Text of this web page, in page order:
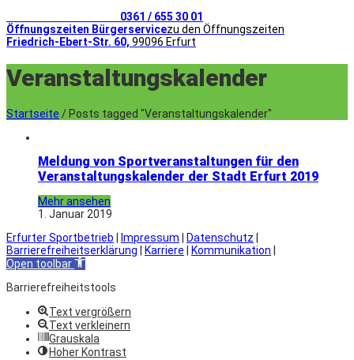
0361 / 655 30 01
Öffnungszeiten Bürgerservicezu den Öffnungszeiten
Friedrich-Ebert-Str. 60, 99096 Erfurt
Veranstaltungskalender
Startseite / Posts tagged "Veranstaltungskalender"
Meldung von Sportveranstaltungen für den
Veranstaltungskalender der Stadt Erfurt 2019
Mehr ansehen
1. Januar 2019
Erfurter Sportbetrieb
Impressum Datenschutz
Barrierefreiheitserklärung
Karriere Kommunikation
Open toolbar
Barrierefreiheitstools
Text vergrößern
Text verkleinern
Grauskala
Hoher Kontrast